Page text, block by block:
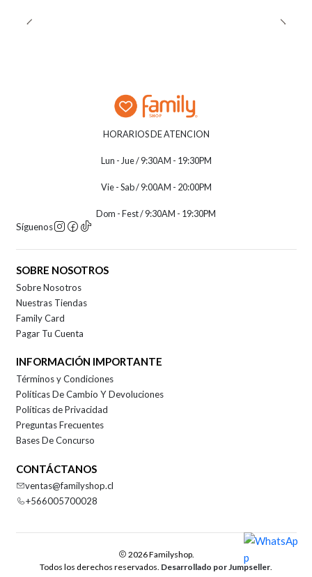
HORARIOS DE ATENCION
Lun - Jue / 9:30AM - 19:30PM
Vie - Sab / 9:00AM - 20:00PM
Dom - Fest / 9:30AM - 19:30PM
Síguenos
SOBRE NOSOTROS
Sobre Nosotros
Nuestras Tiendas
Family Card
Pagar Tu Cuenta
INFORMACIÓN IMPORTANTE
Términos y Condiciones
Políticas De Cambio Y Devoluciones
Políticas de Privacidad
Preguntas Frecuentes
Bases De Concurso
CONTÁCTANOS
ventas@familyshop.cl
+566005700028
2026 Familyshop.
Todos los derechos reservados. Desarrollado por Jumpseller.